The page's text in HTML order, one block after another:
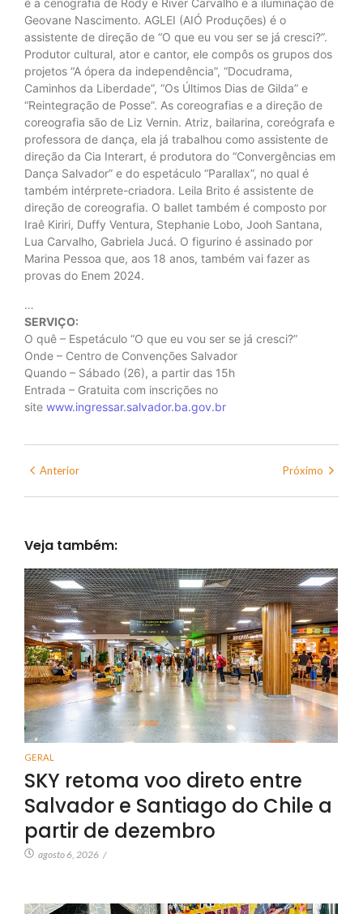
é a cenografia de Rody e River Carvalho e a iluminação de
Geovane Nascimento. AGLEI (AIÓ Produções) é o
assistente de direção de “O que eu vou ser se já cresci?”.
Produtor cultural, ator e cantor, ele compôs os grupos dos
projetos “A ópera da independência”, “Docudrama,
Caminhos da Liberdade”, “Os Últimos Dias de Gilda” e
“Reintegração de Posse”. As coreografias e a direção de
coreografia são de Liz Vernin. Atriz, bailarina, coreógrafa e
professora de dança, ela já trabalhou como assistente de
direção da Cia Interart, é produtora do “Convergências em
Dança Salvador” e do espetáculo “Parallax”, no qual é
também intérprete-criadora. Leila Brito é assistente de
direção de coreografia. O ballet também é composto por
Iraê Kiriri, Duffy Ventura, Stephanie Lobo, Jooh Santana,
⁠Lua Carvalho, ⁠Gabriela Jucá. O figurino é assinado por
Marina Pessoa que, aos 18 anos, também vai fazer as
provas do Enem 2024.
…
SERVIÇO:
O quê – Espetáculo “O que eu vou ser se já cresci?”
Onde – Centro de Convenções Salvador
Quando – Sábado (26), a partir das 15h
Entrada – Gratuita com inscrições no
site www.ingressar.salvador.ba.gov.br
Anterior Próximo
Veja também:
GERAL
SKY retoma voo direto entre
Salvador e Santiago do Chile a
partir de dezembro
agosto 6, 2026 /